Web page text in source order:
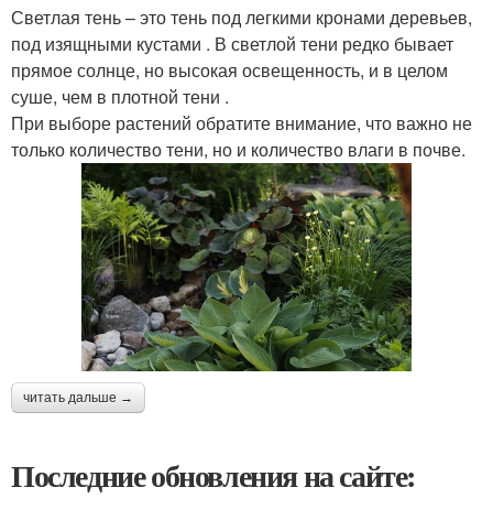
Светлая тень – это тень под легкими кронами деревьев,
под изящными кустами . В светлой тени редко бывает
прямое солнце, но высокая освещенность, и в целом
суше, чем в плотной тени .
При выборе растений обратите внимание, что важно не
только количество тени, но и количество влаги в почве.
читать дальше →
Последние обновления на сайте: